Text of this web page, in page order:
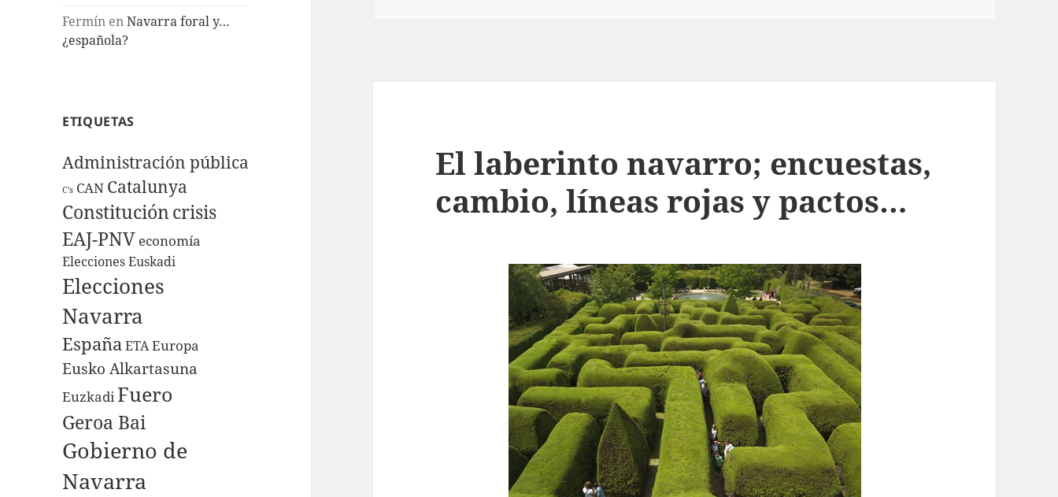
Fermín enNavarra foral y…
¿española?
ETIQUETAS
Administración pública
C's CAN Catalunya
Constitucióncrisis
EAJ-PNV economía
Elecciones Euskadi
Elecciones
Navarra
EspañaETAEuropa
Eusko Alkartasuna
Euzkadi Fuero
Geroa Bai
Gobierno de
Navarra
El laberinto navarro; encuestas,
cambio, líneas rojas y pactos…